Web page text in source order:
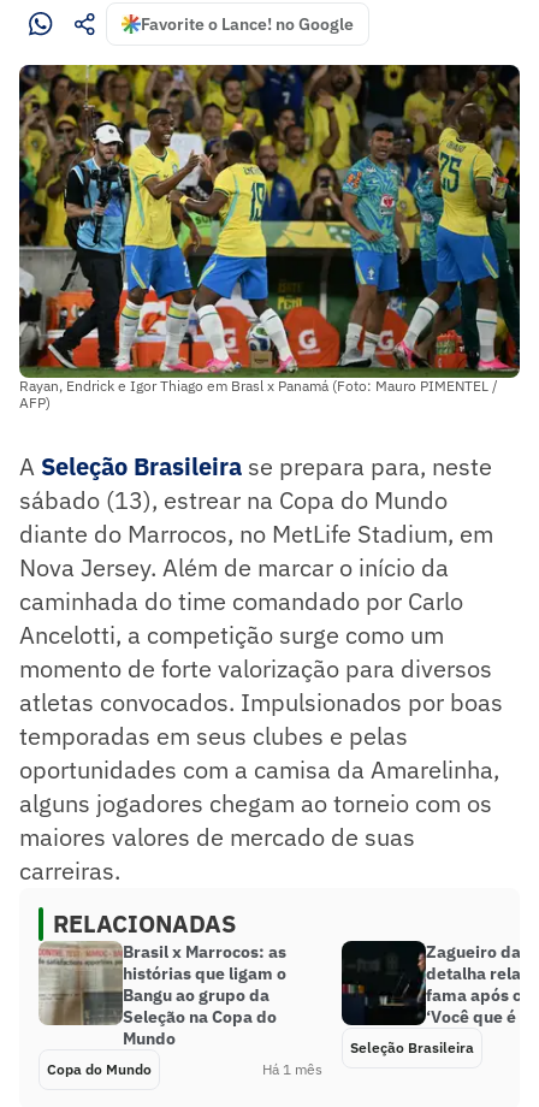
Favorite o Lance! no Google
Rayan, Endrick e Igor Thiago em Brasl x Panamá (Foto: Mauro PIMENTEL /
AFP)
A Seleção Brasileira se prepara para, neste
sábado (13), estrear na Copa do Mundo
diante do Marrocos, no MetLife Stadium, em
Nova Jersey. Além de marcar o início da
caminhada do time comandado por Carlo
Ancelotti, a competição surge como um
momento de forte valorização para diversos
atletas convocados. Impulsionados por boas
temporadas em seus clubes e pelas
oportunidades com a camisa da Amarelinha,
alguns jogadores chegam ao torneio com os
maiores valores de mercado de suas
carreiras.
RELACIONADAS
Brasil x Marrocos: as
histórias que ligam o
Bangu ao grupo da
Seleção na Copa do
Mundo
Copa do Mundo Há 1 mês
Zagueiro da
detalha
fama após
‘Você que é o
Seleção Brasileira